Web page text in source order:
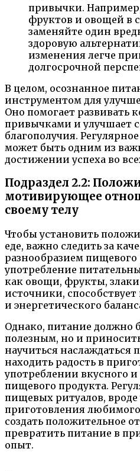
привычки.
фруктов и овощей в
заменяйте один
здоровую
изменения легче
долгосрочной
В целом, осознанное
инструментом для
Оно помогает развивать
привычками и улучшает
благополучия.
может быть одним из
достижении успеха во
Подраздел 2.2:
мотивирующее
своему телу
Чтобы установить
еде, важно следить за
разнообразием пищевого
употребление
как овощи, фрукты,
источники,
и энергетического
Однако, питание должно
полезным, но и
научиться наслаждаться
находить радость в
употреблении вкусного и
пищевого продукта.
пищевых ритуалов,
приготовления
создать положительное
превратить питание в
опыт.